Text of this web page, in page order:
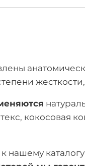
кокосовая
нашему